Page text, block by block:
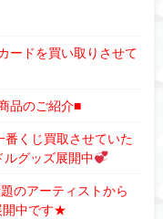
ードを買い取りさせて
品のご紹介■
番くじ買取させていた
ルグッズ展開中
アーティストから
開中です★